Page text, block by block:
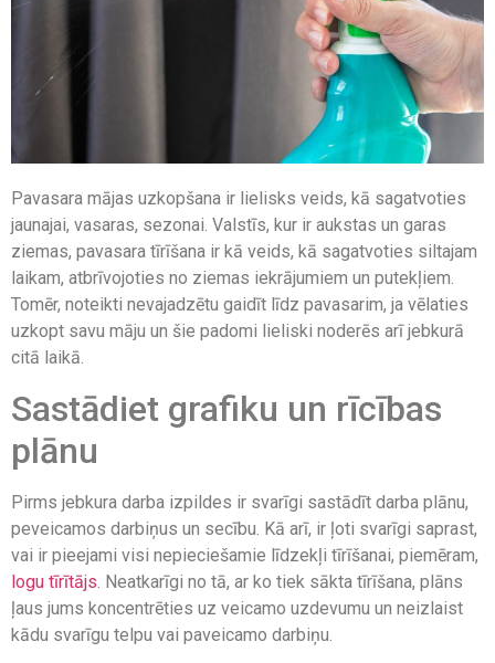
Pavasara mājas uzkopšana ir lielisks veids, kā sagatvoties
jaunajai, vasaras, sezonai. Valstīs, kur ir aukstas un garas
ziemas, pavasara tīrīšana ir kā veids, kā sagatvoties siltajam
laikam, atbrīvojoties no ziemas iekrājumiem un putekļiem.
Tomēr, noteikti nevajadzētu gaidīt līdz pavasarim, ja vēlaties
uzkopt savu māju un šie padomi lieliski noderēs arī jebkurā
citā laikā.
Sastādiet grafiku un rīcības
plānu
Pirms jebkura darba izpildes ir svarīgi sastādīt darba plānu,
peveicamos darbiņus un secību. Kā arī, ir ļoti svarīgi saprast,
vai ir pieejami visi nepieciešamie līdzekļi tīrīšanai, piemēram,
logu tīrītājs . Neatkarīgi no tā, ar ko tiek sākta tīrīšana, plāns
ļaus jums koncentrēties uz veicamo uzdevumu un neizlaist
kādu svarīgu telpu vai paveicamo darbiņu.